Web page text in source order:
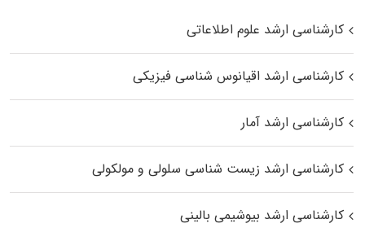
کارشناسی ارشد علوم اطلاعاتی
کارشناسی ارشد اقیانوس‌ شناسی فیزیکی
کارشناسی ارشد آمار
کارشناسی ارشد زیست شناسی سلولی و مولکولی
کارشناسی ارشد بیوشیمی بالینی